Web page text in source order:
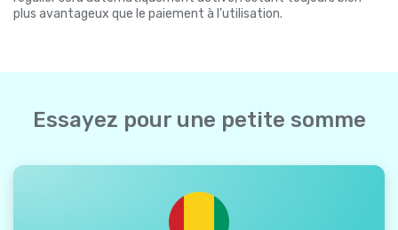
plus avantageux que le paiement à l’utilisation.
Essayez pour une petite somme